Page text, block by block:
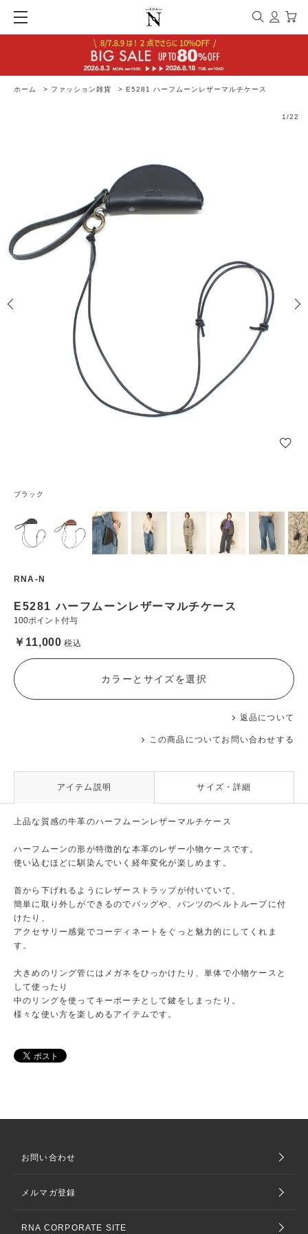
ホーム > ファッション雑貨 > E5281 ハーフムーンレザーマルチケース
1 /22
ブラック
RNA-N
E5281 ハーフムーンレザーマルチケース
100ポイント付与
￥11,000 税込
返品について
この商品についてお問い合わせする
カラーとサイズを選択
アイテム説明 サイズ・詳細
上品な質感の牛革のハーフムーンレザーマルチケース
ハーフムーンの形が特徴的な本革のレザー小物ケースです。
使い込むほどに馴染んでいく経年変化が楽しめます。
首から下げれるようにレザーストラップが付いていて、
簡単に取り外しができるのでバッグや、パンツのベルトループに付
けたり、
アクセサリー感覚でコーディネートをぐっと魅力的にしてくれま
す。
大きめのリング管にはメガネをひっかけたり、単体で小物ケースと
して使ったり
中のリングを使ってキーポーチとして鍵をしまったり。
様々な使い方を楽しめるアイテムです。
お問い合わせ
メルマガ登録
RNA CORPORATE SITE